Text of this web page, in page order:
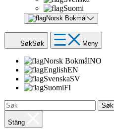
Suomi
Norsk Bokmål
SøkSøk Meny
Norsk BokmålNO
EnglishEN
SvenskaSV
SuomiFI
Søk
Stäng